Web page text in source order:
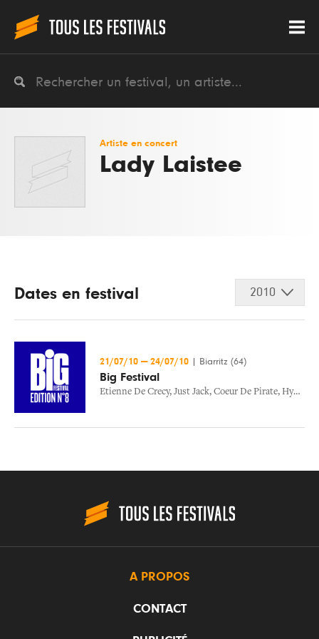
Artiste en concert
Lady Laistee
Dates en festival 2010
21/07/10 — 24/07/10 Biarritz (64)
Big Festival
Etienne De Crecy, Just Jack, Coeur De Pirate, Hypnotic Brass Ensemble
A PROPOS
CONTACT